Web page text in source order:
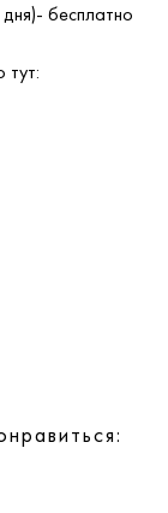
бесплатно
тут: